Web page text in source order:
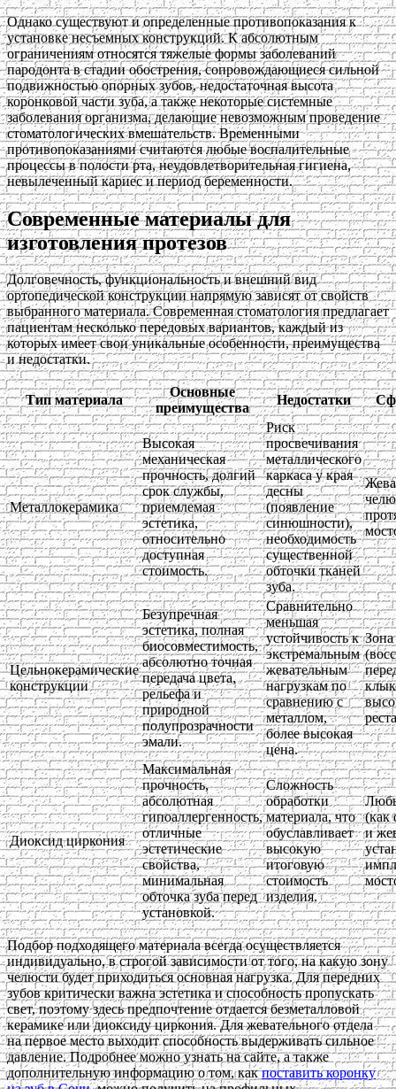
Однако существуют и определенные противопоказания к
установке несъемных конструкций. К абсолютным
ограничениям относятся тяжелые формы заболеваний
пародонта в стадии обострения, сопровождающиеся сильной
подвижностью опорных зубов, недостаточная высота
коронковой части зуба, а также некоторые системные
заболевания организма, делающие невозможным проведение
стоматологических вмешательств. Временными
противопоказаниями считаются любые воспалительные
процессы в полости рта, неудовлетворительная гигиена,
невылеченный кариес и период беременности.
Современные материалы для
изготовления протезов
Долговечность, функциональность и внешний вид
ортопедической конструкции напрямую зависят от свойств
выбранного материала. Современная стоматология предлагает
пациентам несколько передовых вариантов, каждый из
которых имеет свои уникальные особенности, преимущества
и недостатки.
Тип материала
Основные
преимущества
Недостатки
Металлокерамика
Высокая
механическая
прочность, долгий
срок службы,
приемлемая
эстетика,
относительно
доступная
стоимость.
Риск
просвечивания
металлического
каркаса у края
десны
(появление
синюшности),
необходимость
существенной
обточки тканей
зуба.
Цельнокерамические
конструкции
Безупречная
эстетика, полная
биосовместимость,
абсолютно точная
передача цвета,
рельефа и
природной
полупрозрачности
эмали.
Сравнительно
меньшая
устойчивость к
экстремальным
жевательным
нагрузкам по
сравнению с
металлом,
более высокая
цена.
Диоксид циркония
Максимальная
прочность,
абсолютная
гипоаллергенность,
отличные
эстетические
свойства,
минимальная
обточка зуба перед
установкой.
Сложность
обработки
материала, что
обуславливает
высокую
итоговую
стоимость
изделия.
(как
и
Подбор подходящего материала всегда осуществляется
индивидуально, в строгой зависимости от того, на какую зону
челюсти будет приходиться основная нагрузка. Для передних
зубов критически важна эстетика и способность пропускать
свет, поэтому здесь предпочтение отдается безметалловой
керамике или диоксиду циркония. Для жевательного отдела
на первое место выходит способность выдерживать сильное
давление. Подробнее можно узнать на сайте, а также
дополнительную информацию о том, какпоставить коронку